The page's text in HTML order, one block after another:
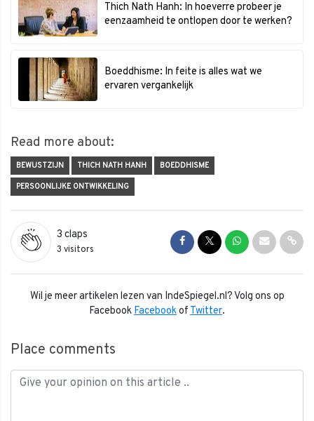
Thich Nath Hanh: In hoeverre probeer je
eenzaamheid te ontlopen door te werken?
Boeddhisme: In feite is alles wat we
ervaren vergankelijk
Read more about:
BEWUSTZIJN THICH NATH HANH BOEDDHISME
PERSOONLIJKE ONTWIKKELING
3 claps
3 visitors
Share on Facebook
Share on Twitter
Share onShare via
Wil je meer artikelen lezen van IndeSpiegel.nl? Volg ons op
FacebookFacebookofTwitter.
Place comments